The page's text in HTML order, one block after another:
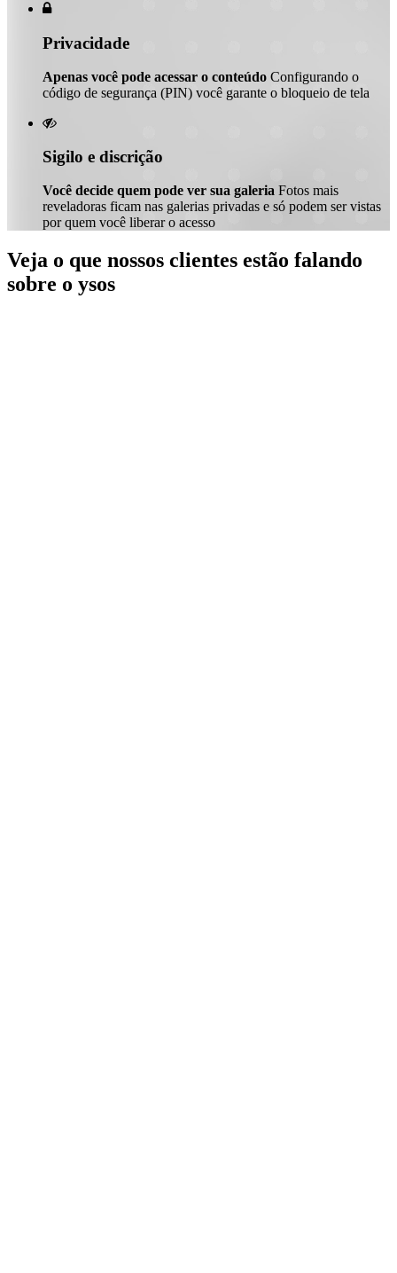

Privacidade
Apenas você pode acessar o conteúdo Configurando o
código de segurança (PIN) você garante o bloqueio de tela

Sigilo e discrição
Você decide quem pode ver sua galeria Fotos mais
reveladoras ficam nas galerias privadas e só podem ser vistas
por quem você liberar o acesso
Veja o que nossos clientes estão falando
sobre o ysos